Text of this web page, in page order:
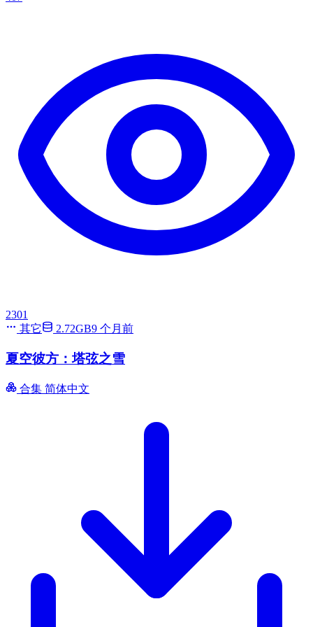
2301
其它
2.72GB9 个月前
夏空彼方：塔弦之雪
合集 简体中文